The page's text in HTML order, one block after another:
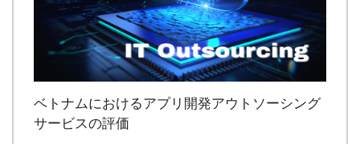
ベトナムにおけるアプリ開発アウトソーシング
サービスの評価